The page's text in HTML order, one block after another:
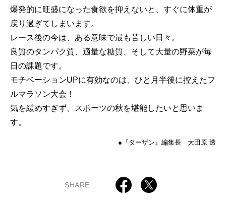
爆発的に旺盛になった食欲を抑えないと、すぐに体重が
戻り過ぎてしまいます。
レース後の今は、ある意味で最も苦しい日々。
良質のタンパク質、適量な糖質、そして大量の野菜が毎
日の課題です。
モチベーションUPに有効なのは、ひと月半後に控えたフ
ルマラソン大会！
気を緩めすぎず、スポーツの秋を堪能したいと思いま
す。
●『ターザン』編集長 大田原 透
SHARE